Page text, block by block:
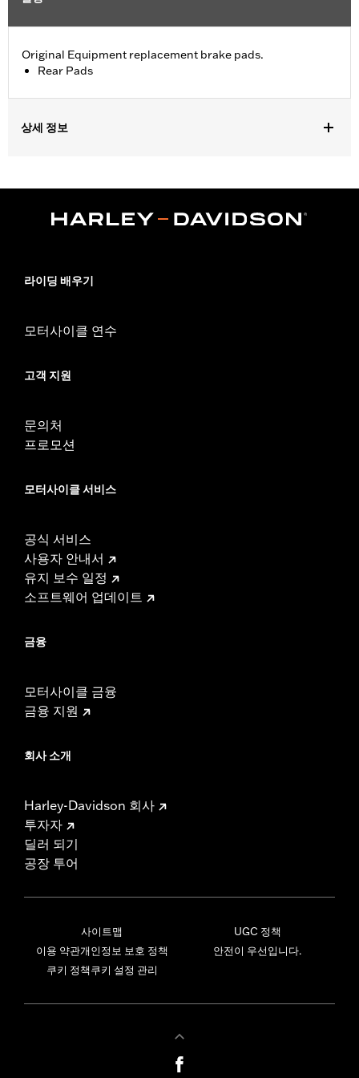
Original Equipment replacement brake pads.
Rear Pads
상세 정보
In the Box: One set of brake pads
라이딩 배우기
모터사이클 연수
고객 지원
문의처
프로모션
모터사이클 서비스
공식 서비스
사용자 안내서
유지 보수 일정
소프트웨어 업데이트
금융
모터사이클 금융
금융 지원
회사 소개
Harley-Davidson 회사
투자자
딜러 되기
공장 투어
사이트맵
이용 약관개인정보 보호 정책
쿠키 정책쿠키 설정 관리
UGC 정책
안전이 우선입니다.